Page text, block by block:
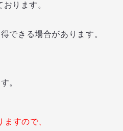
ります。
できる場合があります。
。
ますので、